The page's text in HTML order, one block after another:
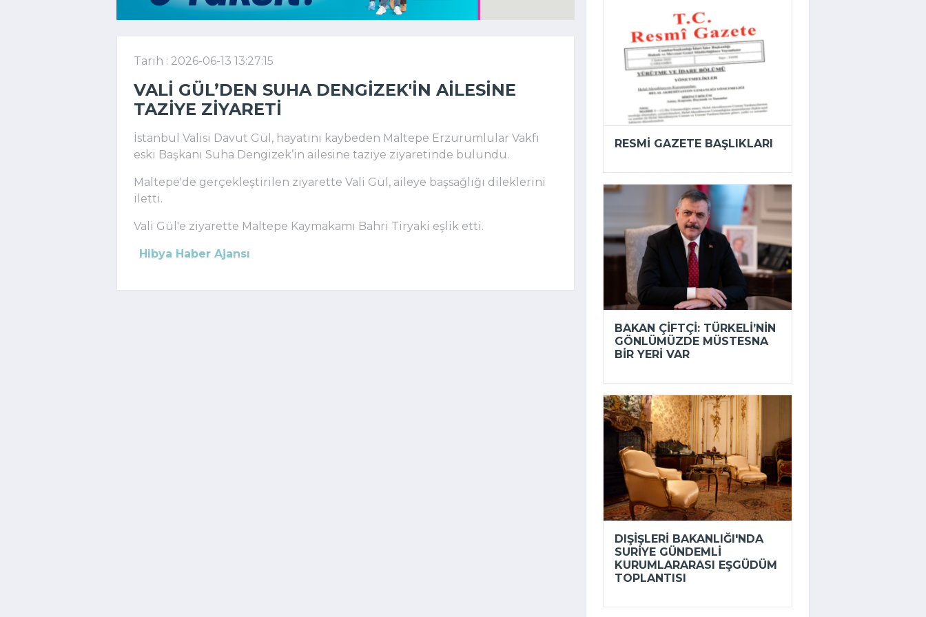
Tarih : 2026-06-13 13:27:15
VALI GÜL’DEN SUHA DENGIZEK'IN AILESINE
TAZIYE ZIYARETI
İstanbul Valisi Davut Gül, hayatını kaybeden Maltepe Erzurumlular Vakfı
eski Başkanı Suha Dengizek’in ailesine taziye ziyaretinde bulundu.
Maltepe'de gerçekleştirilen ziyarette Vali Gül, aileye başsağlığı dileklerini
iletti.
Vali Gül'e ziyarette Maltepe Kaymakamı Bahri Tiryaki eşlik etti.
Hibya Haber Ajansı
RESMI GAZETE BAŞLIKLARI
BAKAN ÇIFTÇI: TÜRKELI’NIN
GÖNLÜMÜZDE MÜSTESNA
BIR YERI VAR
DIŞIŞLERI BAKANLIĞI'NDA
SURIYE GÜNDEMLI
KURUMLARARASI EŞGÜDÜM
TOPLANTISI